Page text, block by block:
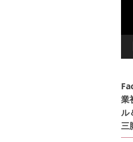
業
ル
三